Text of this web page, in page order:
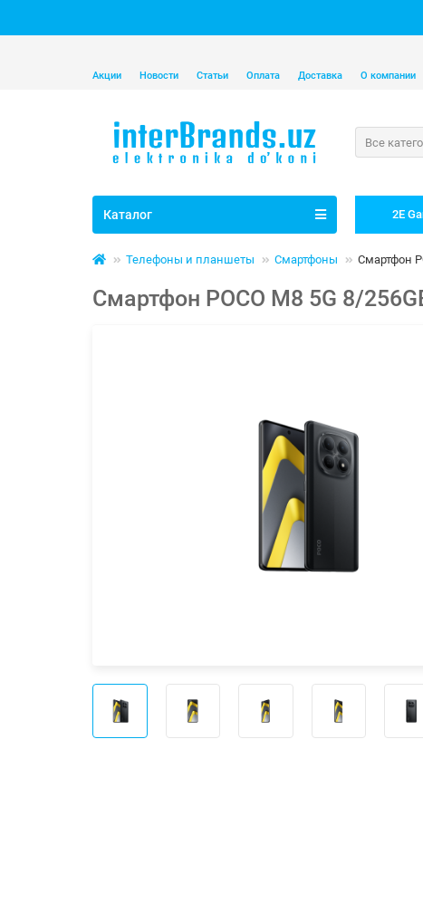
Акции Новости Статьи Оплата Доставка О компании
Все
Каталог 2E
Телефоны и планшеты Смартфоны Смартфон
Смартфон POCO M8 5G 8/